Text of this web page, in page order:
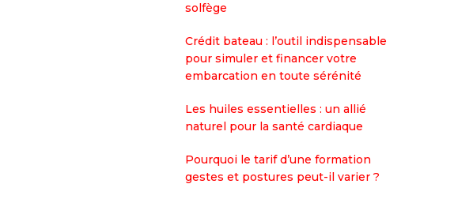
solfège
Crédit bateau : l’outil indispensable
pour simuler et financer votre
embarcation en toute sérénité
Les huiles essentielles : un allié
naturel pour la santé cardiaque
Pourquoi le tarif d’une formation
gestes et postures peut-il varier ?